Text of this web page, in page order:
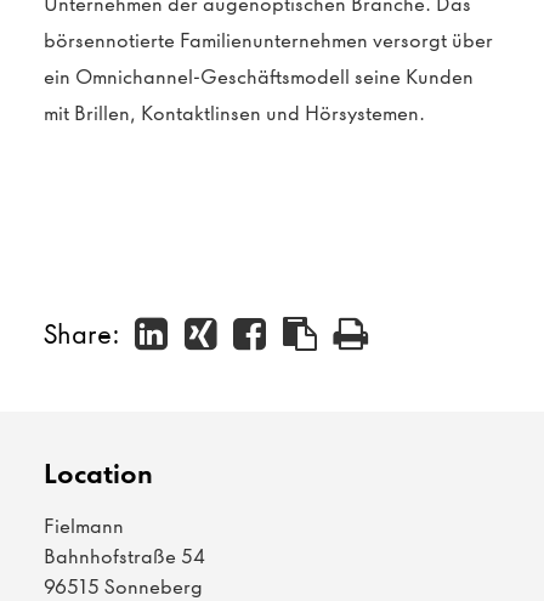
börsennotierte Familienunternehmen versorgt über
ein Omnichannel-Geschäftsmodell seine Kunden
mit Brillen, Kontaktlinsen und Hörsystemen.
Share:
Location
Fielmann
Bahnhofstraße 54
96515 Sonneberg